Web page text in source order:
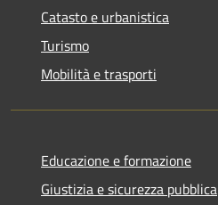
Catasto e urbanistica
Turismo
Mobilità e trasporti
Educazione e formazione
Giustizia e sicurezza pubblica